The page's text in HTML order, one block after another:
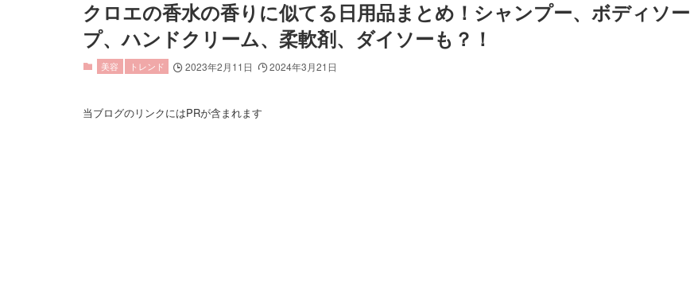
クロエの香水の香りに似てる日用品まとめ！シャンプー、ボディソー
プ、ハンドクリーム、柔軟剤、ダイソーも？！
美容 トレンド 2023年2月11日 2024年3月21日
当ブログのリンクにはPRが含まれます